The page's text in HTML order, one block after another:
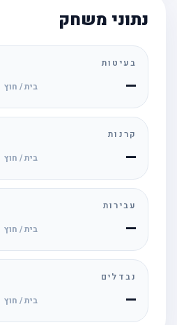
נתוני משחק
בעיטות
— בית / חוץ
קרנות
— בית / חוץ
עבירות
— בית / חוץ
נבדלים
— בית / חוץ